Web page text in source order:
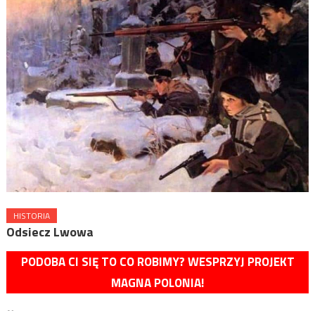
HISTORIA
Odsiecz Lwowa
PODOBA CI SIĘ TO CO ROBIMY? WESPRZYJ PROJEKT
MAGNA POLONIA!